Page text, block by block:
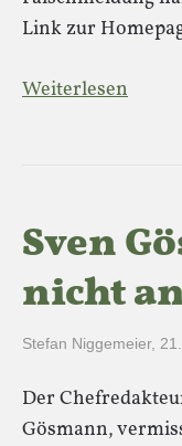
Link zur
Weiterlesen
Sven
nicht
Stefan Niggemeier,
Der
Gösmann,